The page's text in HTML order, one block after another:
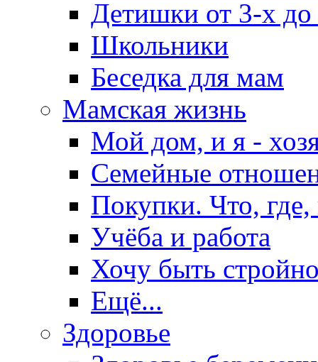
Детишки от 3-х
Школьники
Беседка для мам
Мамская жизнь
Мой дом, и я -
Семейные
Покупки. Что, где,
Учёба и работа
Хочу быть
Ещё...
Здоровье